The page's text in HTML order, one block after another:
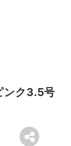
ンク3.5号